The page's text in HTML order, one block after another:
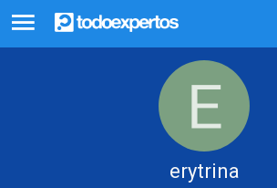
erytrina